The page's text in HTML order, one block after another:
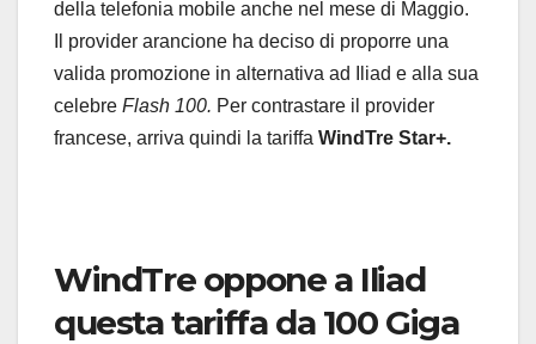
della telefonia mobile anche nel mese di Maggio.
Il provider arancione ha deciso di proporre una
valida promozione in alternativa ad Iliad e alla sua
celebre Flash 100. Per contrastare il provider
francese, arriva quindi la tariffa WindTre Star+.
WindTre oppone a Iliad
questa tariffa da 100 Giga